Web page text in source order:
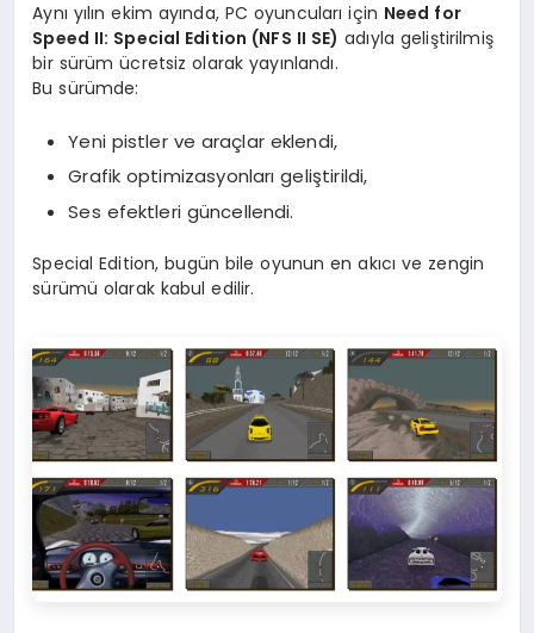
Aynı yılın ekim ayında, PC oyuncuları için Need for
Speed II: Special Edition (NFS II SE) adıyla geliştirilmiş
bir sürüm ücretsiz olarak yayınlandı.
Bu sürümde:
Yeni pistler ve araçlar eklendi,
Grafik optimizasyonları geliştirildi,
Ses efektleri güncellendi.
Special Edition, bugün bile oyunun en akıcı ve zengin
sürümü olarak kabul edilir.